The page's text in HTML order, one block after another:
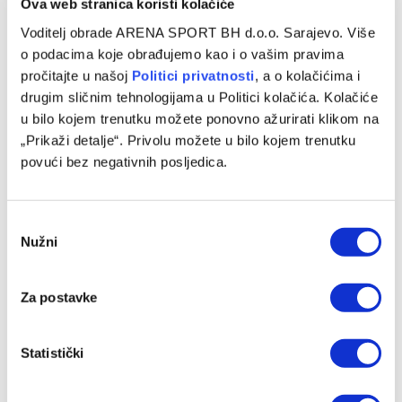
Ova web stranica koristi kolačiće
Voditelj obrade ARENA SPORT BH d.o.o. Sarajevo. Više
o podacima koje obrađujemo kao i o vašim pravima
pročitajte u našoj Politici privatnosti, a o kolačićima i
drugim sličnim tehnologijama u Politici kolačića. Kolačiće
u bilo kojem trenutku možete ponovno ažurirati klikom na
„Prikaži detalje“. Privolu možete u bilo kojem trenutku
povući bez negativnih posljedica.
Selection
Nužni
Za postavke
Statistički
Kvalifikacije za SP: Minimalna pobjeda Hrvatske
protiv Farskih Orstva, poraz Crne Gore
05/09/2025
Kvalifikacije za Svjetsko prvenstvo nastavljene su večeras,
a reprezentacija Hrvatske upisala je važnu gostujuću
pobjedu protiv Farskih Ostrva rezultatom 0:1.…